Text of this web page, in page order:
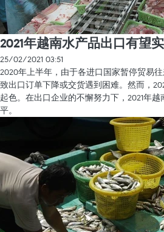
2021年越南水产品出口有望
25/02/2021 03:51
2020年上半年，由于各进口国家暂停贸易
致出口订单下降或交货遇到困难。然而，
起色。在出口企业的不懈努力下，2021年
平。